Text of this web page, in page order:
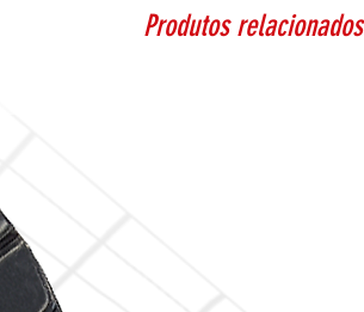
Produtos relacionados